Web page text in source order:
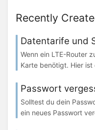
Recently
Datentarife und
Wenn ein LTE-Router
Karte benötigt. Hier
Passwort
Solltest du dein
ein neues Passwort